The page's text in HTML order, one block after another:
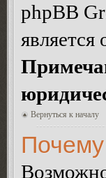
phpBB
Вернуться к началу
Почему